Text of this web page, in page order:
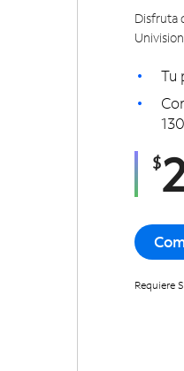
Disfruta
Tu
$
Requiere